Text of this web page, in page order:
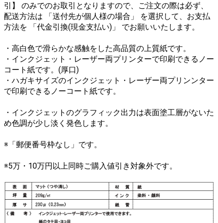
引】 のみでのお取引となりますので、ご注文の際は必ず、
配送方法は 「送付先が個人様の場合」 を選択して、お支払
方法を 「代金引換(現金支払い)」 でお願いいたします。
・高白色で滑らかな感触をした高品質の上質紙です。
・インクジェット・レーザー両プリンターで印刷できるノー
コート紙です。(厚口)
・ハガキサイズのインクジェット・レーザー両プリンンター
で印刷できるノーコート紙です。
・インクジェットのグラフィック出力は表面塗工層がないた
め色調が少し淡く発色します。
※「郵便番号枠なし」です。
※5万・10万円以上同時ご購入値引き対象外です。